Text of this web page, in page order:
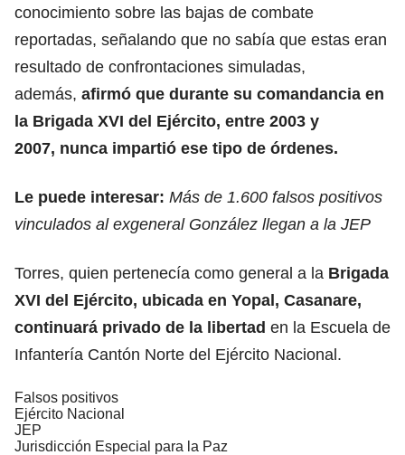
conocimiento sobre las bajas de combate
reportadas, señalando que no sabía que estas eran
resultado de confrontaciones simuladas,
además, afirmó que durante su comandancia en
la Brigada XVI del Ejército, entre 2003 y
2007, nunca impartió ese tipo de órdenes.
Le puede interesar: Más de 1.600 falsos positivos
vinculados al exgeneral González llegan a la JEP
Torres, quien pertenecía como general a la Brigada
XVI del Ejército, ubicada en Yopal, Casanare,
continuará privado de la libertad en la Escuela de
Infantería Cantón Norte del Ejército Nacional.
Falsos positivos
Ejército Nacional
JEP
Jurisdicción Especial para la Paz